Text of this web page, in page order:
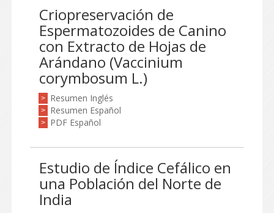
Criopreservación de
Espermatozoides de Canino
con Extracto de Hojas de
Arándano (Vaccinium
corymbosum L.)
> Resumen Inglés
> Resumen Español
> PDF Español
Estudio de Índice Cefálico en
una Población del Norte de
India